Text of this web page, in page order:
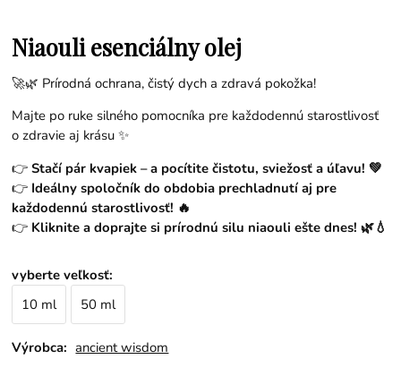
Niaouli esenciálny olej
🚀🌿 Prírodná ochrana, čistý dych a zdravá pokožka!
Majte po ruke silného pomocníka pre každodennú starostlivosť
o zdravie aj krásu ✨
👉Stačí pár kvapiek – a pocítite čistotu, sviežosť a úľavu! 💚
👉 Ideálny spoločník do obdobia prechladnutí aj pre
každodennú starostlivosť! 🔥
👉 Kliknite a doprajte si prírodnú silu niaouli ešte dnes! 🌿💧
vyberte veľkosť:
10 ml
50 ml
Výrobca: ancient wisdom